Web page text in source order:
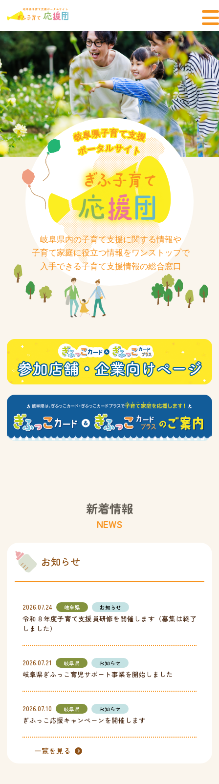
新着情報
NEWS
お知らせ
2026.07.24 岐阜県 お知らせ
令和８年度子育て支援員研修を開催します（募集は終了
しました）
2026.07.21 岐阜県 お知らせ
岐阜県ぎふっこ育児サポート事業を開始しました
2026.07.10 岐阜県 お知らせ
ぎふっこ応援キャンペーンを開催します
一覧を見る